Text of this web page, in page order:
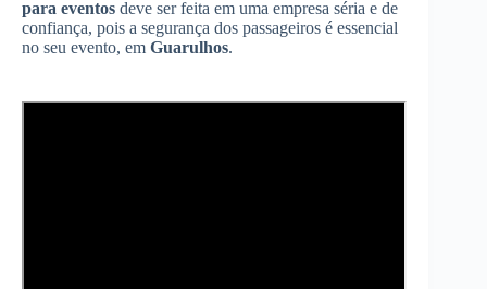
para eventos deve ser feita em uma empresa séria e de
confiança, pois a segurança dos passageiros é essencial
no seu evento, em Guarulhos.